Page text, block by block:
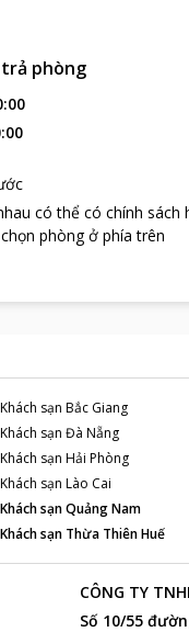
phòng
có thể có chính
phòng ở phía trên
Khách sạn Bắc Giang
Khách sạn Đà Nẵng
Khách sạn Hải Phòng
Khách sạn Lào Cai
Khách sạnQuảng Nam
Khách sạn Thừa Thiên Huế
CÔNG TY
Số 10/55